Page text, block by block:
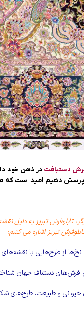
دستبافت در ذهن خود
دهیم امید است که
تابلوفرش تبریز به دلیل
تبریز اشاره می کنیم:
از طرح‌هایی با
فرش‌های دستباف جهان
حیوانی و طبیعت،